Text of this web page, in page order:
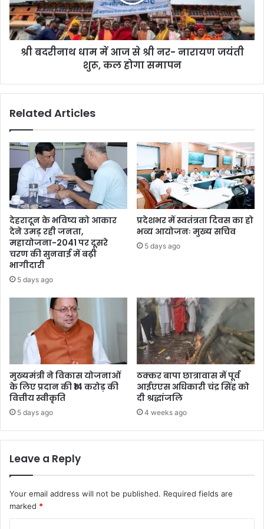
श्री बदरीनाथ धाम में आज से श्री नर- नारायण जयंती
शुरू, कल होगा समापन
Related Articles
देहरादून के भविष्य को आकार
देने उमड़ रही जनता,
महायोजना-2041 पर दूसरे
चरण की सुनवाई में बढ़ी
भागीदारी
5 days ago
प्रदेशभर में स्वतंत्रता दिवस का हो
भव्य आयोजनः मुख्य सचिव
5 days ago
मुख्यमंत्री ने विकास योजनाओं
के लिए प्रदान की ₹14 करोड़ की
वित्तीय स्वीकृति
5 days ago
ठक्कर बापा छात्रावास में पूर्व
आईएएस अधिकारी चंद्र सिंह को
दी श्रद्धांजलि
4 weeks ago
Leave a Reply
Your email address will not be published. Required fields are
marked *